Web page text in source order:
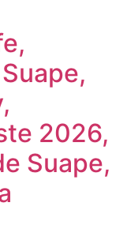
2026,
Suape,